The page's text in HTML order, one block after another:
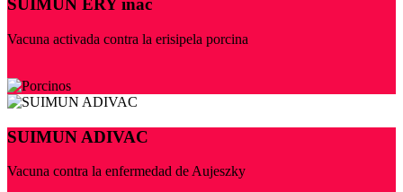
SUIMUN ERY inac
Vacuna activada contra la erisipela porcina
SUIMUN ADIVAC
Vacuna contra la enfermedad de Aujeszky